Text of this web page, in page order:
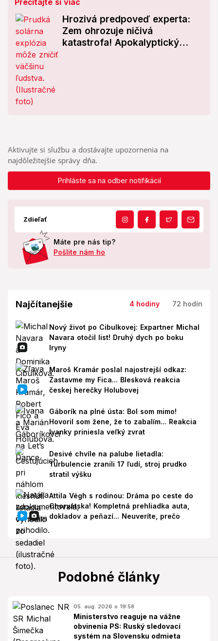
Prečítajte si viac
Hrozivá predpoveď experta:
Zem ohrozuje ničivá
katastrofa! Apokalyptický
Aktivujte si službu a dostávajte upozornenia na
najdôležitejšie správy dňa.
Prihláste sa na odber notifikácií
Zdieľať
Máte pre nás tip?
Pošlite nám ho
Najčítanejšie 4 hodiny 72 hodín
Nový život po Cibulkovej: Expartner Michal
Navara otočil list! Druhý dych po boku
Iryny
Maroš Kramár poslal najostrejší odkaz:
Zastavme my Fica... Blesková reakcia
českej herečky Holubovej
Gáborík na plné ústa: Bol som mimo!
Hovoril som žene, že to zabalím... Reakcia
Ivanky priniesla veľký zvrat
Desivé chvíle na palube lietadla:
Turbulencie zranili 17 ľudí, stroj prudko
stratil výšku
Attila Végh s rodinou: Dráma po ceste do
Chorvátska! Kompletná prehliadka auta,
dokladov a peňazí... Neuveríte, prečo
Podobné články
05. aug. 2026 o 19:58
Ministerstvo reaguje na vážne
obvinenia PS: Ruský sledovací
systém na Slovensku odmieta